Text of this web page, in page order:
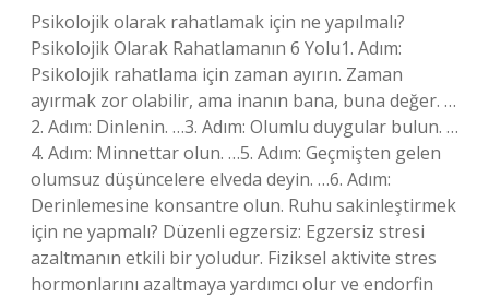
Psikolojik olarak rahatlamak için ne yapılmalı?
Psikolojik Olarak Rahatlamanın 6 Yolu1. Adım:
Psikolojik rahatlama için zaman ayırın. Zaman
ayırmak zor olabilir, ama inanın bana, buna değer. …
2. Adım: Dinlenin. …3. Adım: Olumlu duygular bulun. …
4. Adım: Minnettar olun. …5. Adım: Geçmişten gelen
olumsuz düşüncelere elveda deyin. …6. Adım:
Derinlemesine konsantre olun. Ruhu sakinleştirmek
için ne yapmalı? Düzenli egzersiz: Egzersiz stresi
azaltmanın etkili bir yoludur. Fiziksel aktivite stres
hormonlarını azaltmaya yardımcı olur ve endorfin